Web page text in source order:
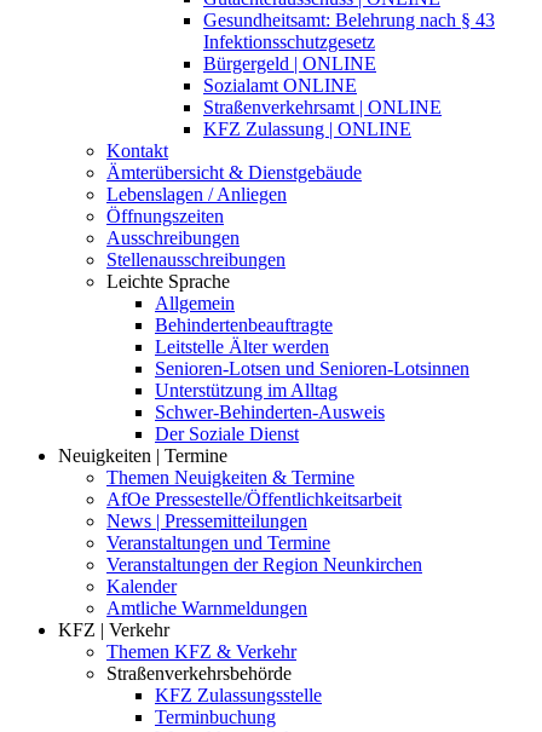
Gesundheitsamt: Belehrung nach § 43
Infektionsschutzgesetz
Bürgergeld | ONLINE
Sozialamt ONLINE
Straßenverkehrsamt | ONLINE
KFZ Zulassung | ONLINE
Kontakt
Ämterübersicht & Dienstgebäude
Lebenslagen / Anliegen
Öffnungszeiten
Ausschreibungen
Stellenausschreibungen
Leichte Sprache
Allgemein
Behindertenbeauftragte
Leitstelle Älter werden
Senioren-Lotsen und Senioren-Lotsinnen
Unterstützung im Alltag
Schwer-Behinderten-Ausweis
Der Soziale Dienst
Neuigkeiten | Termine
Themen Neuigkeiten & Termine
AfOe Pressestelle/Öffentlichkeitsarbeit
News | Pressemitteilungen
Veranstaltungen und Termine
Veranstaltungen der Region Neunkirchen
Kalender
Amtliche Warnmeldungen
KFZ | Verkehr
Themen KFZ & Verkehr
Straßenverkehrsbehörde
KFZ Zulassungsstelle
Terminbuchung